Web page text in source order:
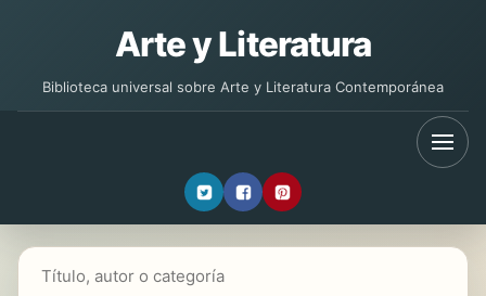
Arte y Literatura
Biblioteca universal sobre Arte y Literatura Contemporánea